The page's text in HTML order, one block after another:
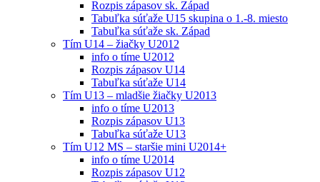
Rozpis zápasov sk. Západ
Tabuľka súťaže U15 skupina o 1.-8. miesto
Tabuľka súťaže sk. Západ
Tím U14 – žiačky U2012
info o tíme U2012
Rozpis zápasov U14
Tabuľka súťaže U14
Tím U13 – mladšie žiačky U2013
info o tíme U2013
Rozpis zápasov U13
Tabuľka súťaže U13
Tím U12 MS – staršie mini U2014+
info o tíme U2014
Rozpis zápasov U12